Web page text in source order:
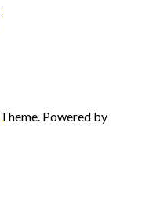
Theme. Powered by